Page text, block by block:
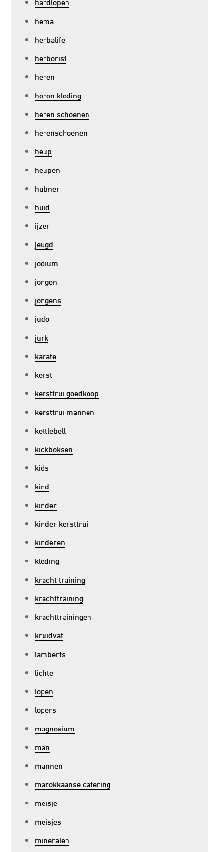
hema
herbalife
herborist
heren
heren kleding
heren schoenen
herenschoenen
heup
heupen
hubner
huid
ijzer
jeugd
jodium
jongen
jongens
judo
jurk
karate
kerst
kersttrui goedkoop
kersttrui mannen
kettlebell
kickboksen
kids
kind
kinder
kinder kersttrui
kinderen
kleding
kracht training
krachttraining
krachttrainingen
kruidvat
lamberts
lichte
lopen
lopers
magnesium
man
mannen
marokkaanse catering
meisje
meisjes
mineralen